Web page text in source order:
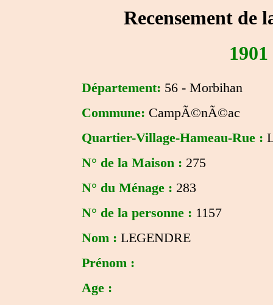
Recensement de
1901
Département: 56 - Morbihan
Commune: CampÃ©nÃ©ac
Quartier-Village-Hameau-Rue :
N° de la Maison : 275
N° du Ménage : 283
N° de la personne : 1157
Nom : LEGENDRE
Prénom :
Age :